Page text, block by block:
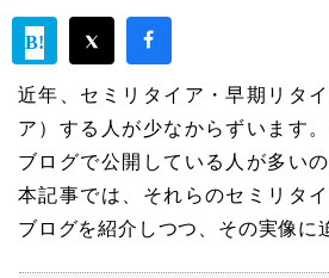
近年、セミリタイア・早期リタ
ア）する人が少なからずいます
ブログで公開している人が多い
本記事では、それらのセミリタ
ブログを紹介しつつ、その実像に